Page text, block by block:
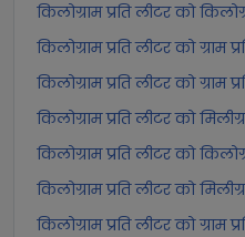
किलोग्राम प्रति लीटर को
किलोग्राम प्रति लीटर को ग्राम
किलोग्राम प्रति लीटर को ग्राम
किलोग्राम प्रति लीटर को
किलोग्राम प्रति लीटर को
किलोग्राम प्रति लीटर को
किलोग्राम प्रति लीटर को ग्राम